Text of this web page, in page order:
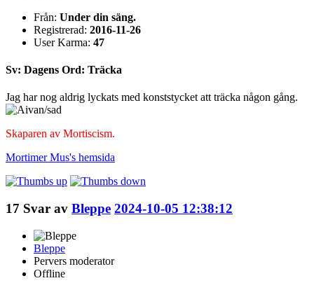
Från: Under din säng.
Registrerad: 2016-11-26
User Karma: 47
Sv: Dagens Ord: Träcka
Jag har nog aldrig lyckats med konststycket att träcka någon gång.
Skaparen av Mortiscism.
Mortimer Mus's hemsida
17 Svar av Bleppe 2024-10-05 12:38:12
Bleppe
Pervers moderator
Offline